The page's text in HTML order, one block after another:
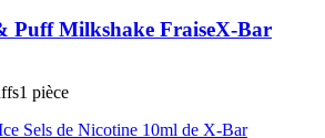
Puff Milkshake FraiseX-Bar
1 pièce